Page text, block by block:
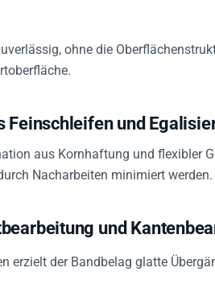
ohne die
Feinschleifen und
aus Kornhaftung und flexibler
Nacharbeiten minimiert werden.
und
erzielt der Bandbelag glatte